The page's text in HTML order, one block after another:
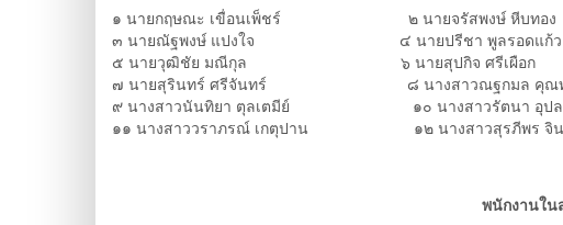
๑ นายกฤษณะ เขื่อนเพ็ชร์ ๒ นายจรัสพงษ์ หีบทอง
๓ นายณัฐพงษ์ แปงใจ ๔ นายปรีชา พูลรอดแก้ว
๕ นายวุฒิชัย มณีกุล ๖ นายสุปกิจ ศรีเผือก
๗ นายสุรินทร์ ศรีจันทร์ ๘ นางสาวณฐกมล คุณท
๙ นางสาวนันทิยา ตุลเตมีย์ ๑๐ นางสาวรัตนา อุปล
๑๑ นางสาววราภรณ์ เกตุปาน ๑๒ นางสาวสุรภีพร จิน
พนักงานใน